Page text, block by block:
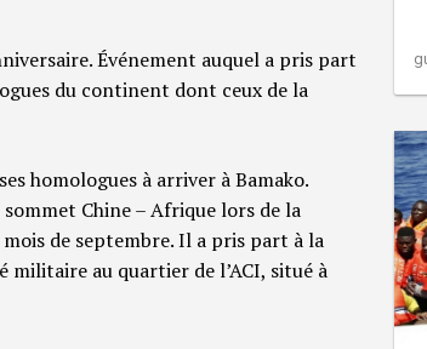
Événement auquel a pris part
du continent dont ceux de la
homologues à arriver à Bamako.
Chine – Afrique lors de la
de septembre. Il a pris part à la
au quartier de l’ACI, situé à